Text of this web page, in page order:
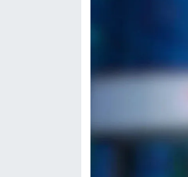
MAGAZİN